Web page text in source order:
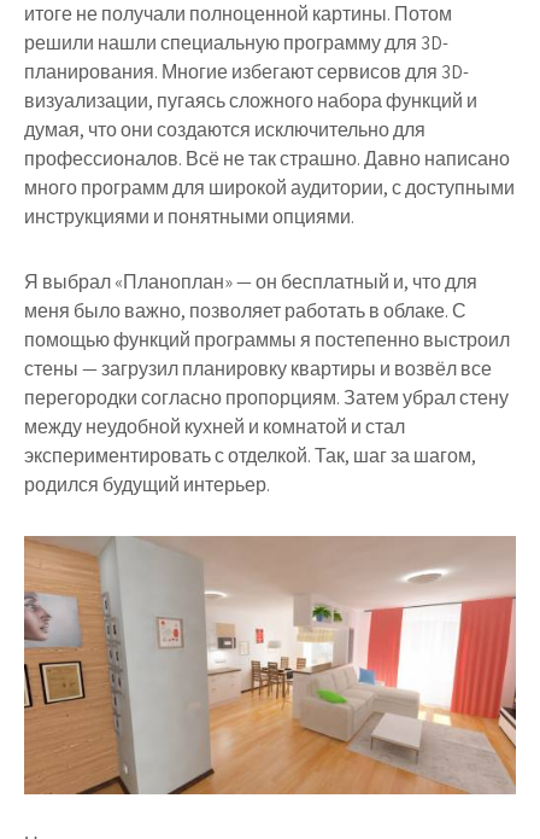
итоге не получали полноценной картины. Потом
решили нашли специальную программу для 3D-
планирования. Многие избегают сервисов для 3D-
визуализации, пугаясь сложного набора функций и
думая, что они создаются исключительно для
профессионалов. Всё не так страшно. Давно написано
много программ для широкой аудитории, с доступными
инструкциями и понятными опциями.
Я выбрал «Планоплан»— он бесплатный и, что для
меня было важно, позволяет работать в облаке. С
помощью функций программы я постепенно выстроил
стены — загрузил планировку квартиры и возвёл все
перегородки согласно пропорциям. Затем убрал стену
между неудобной кухней и комнатой и стал
экспериментировать с отделкой. Так, шаг за шагом,
родился будущий интерьер.